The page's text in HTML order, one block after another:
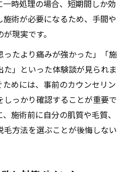
時処理の場合、短期間しか効
術が必要になるため、手間や
現実です。
ったより痛みが強かった」「施
」といった体験談が見られま
めには、事前のカウンセリン
っかり確認することが重要で
施術前に自分の肌質や毛質、
方法を選ぶことが後悔しない